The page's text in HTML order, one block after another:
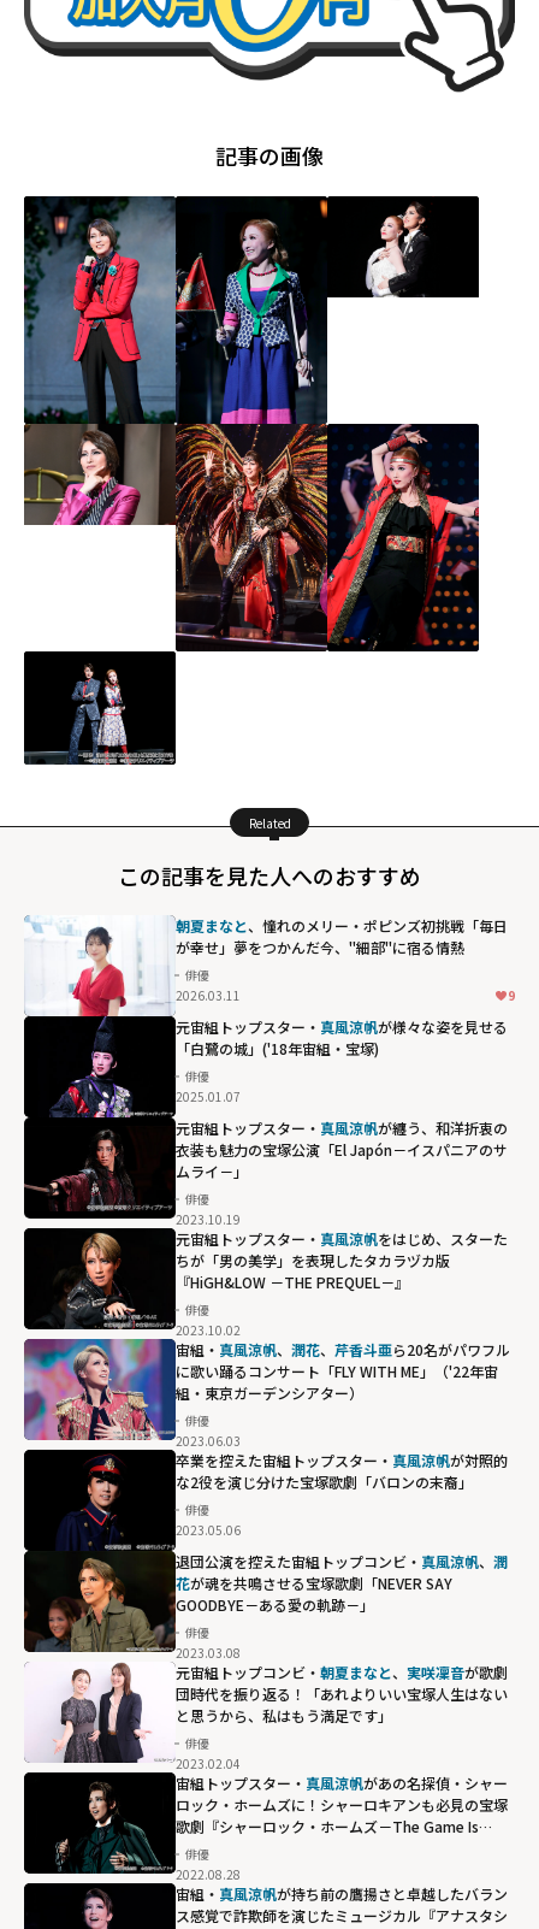
記事の画像
Related
この記事を見た人へのおすすめ
朝夏まなと、憧れのメリー・ポピンズ初挑戦「毎日
が幸せ」――夢をつかんだ今、"細部"に宿る情熱
俳優
2026.03.11
9
元宙組トップスター・ 真風涼帆が様々な姿を見せる
「白鷺の城」('18年宙組・宝塚)
俳優
2025.01.07
元宙組トップスター・ 真風涼帆が纏う、和洋折衷の
衣装も魅力の宝塚公演「El Japón－イスパニアのサ
ムライ－」
俳優
2023.10.19
元宙組トップスター・ 真風涼帆をはじめ、スターた
ちが「男の美学」を表現したタカラヅカ版
『HiGH&LOW －THE PREQUEL－』
俳優
2023.10.02
宙組・ 真風涼帆、 潤花、 芹香斗亜ら20名がパワフル
に歌い踊るコンサート「FLY WITH ME」（'22年宙
組・東京ガーデンシアター）
俳優
2023.06.03
卒業を控えた宙組トップスター・ 真風涼帆が対照的
な2役を演じ分けた宝塚歌劇「バロンの末裔」
俳優
2023.05.06
退団公演を控えた宙組トップコンビ・ 真風涼帆、 潤
花が魂を共鳴させる宝塚歌劇「NEVER SAY
GOODBYE－ある愛の軌跡－」
俳優
2023.03.08
元宙組トップコンビ・ 朝夏まなと、 実咲凜音が歌劇
団時代を振り返る！「あれよりいい宝塚人生はない
と思うから、私はもう満足です」
俳優
2023.02.04
宙組トップスター・ 真風涼帆があの名探偵・シャー
ロック・ホームズに！シャーロキアンも必見の宝塚
歌劇『シャーロック・ホームズ－The Game Is
Afoot!－』 ！
俳優
2022.08.28
宙組・ 真風涼帆が持ち前の鷹揚さと卓越したバラン
ス感覚で詐欺師を演じたミュージカル『アナスタシ